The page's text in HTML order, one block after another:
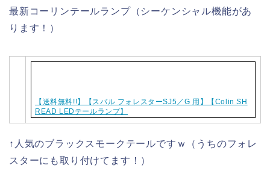
最新コーリンテールランプ（シーケンシャル機能があ
ります！）
【送料無料!!】【スバル フォレスターSJ5／G 用】【Colin SH
READ LEDテールランプ】
↑人気のブラックスモークテールですｗ（うちのフォレ
スターにも取り付けてます！）